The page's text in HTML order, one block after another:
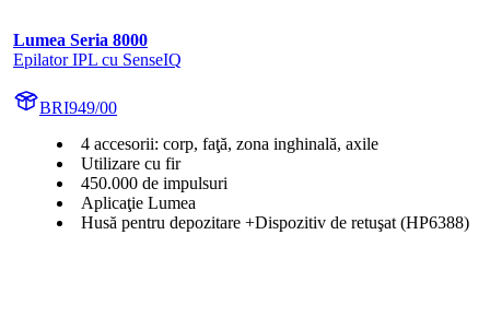
Lumea Seria 8000
Epilator IPL cu SenseIQ
BRI949/00
4 accesorii: corp, faţă, zona inghinală, axile
Utilizare cu fir
450.000 de impulsuri
Aplicaţie Lumea
Husă pentru depozitare +Dispozitiv de retuşat (HP6388)